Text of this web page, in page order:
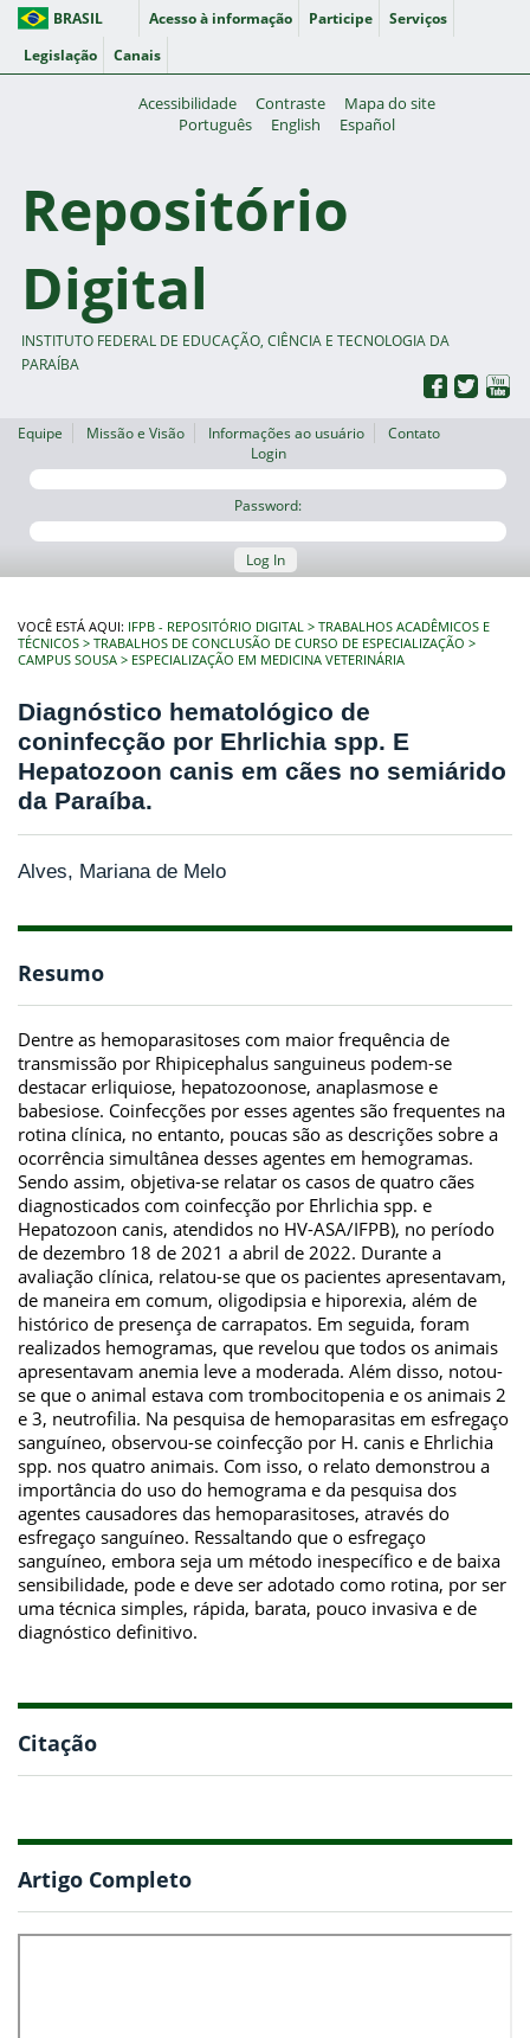
BRASIL Acesso à informação Participe
Serviços
Legislação
Canais
Acessibilidade Contraste
Mapa do site
Português
English Español
Repositório
Digital
INSTITUTO FEDERAL DE EDUCAÇÃO, CIÊNCIA E TECNOLOGIA DA
PARAÍBA
Equipe Missão e Visão Informações ao usuário
Contato
Login
Password:
Log In
VOCÊ ESTÁ AQUI: IFPB - REPOSITÓRIO DIGITAL
TRABALHOS ACADÊMICOS E
TÉCNICOS
TRABALHOS DE CONCLUSÃO DE CURSO DE ESPECIALIZAÇÃO
CAMPUS SOUSA
ESPECIALIZAÇÃO EM MEDICINA VETERINÁRIA
Diagnóstico hematológico de
coninfecção por Ehrlichia spp. E
Hepatozoon canis em cães no semiárido
da Paraíba.
Alves, Mariana de Melo
Resumo
Dentre as hemoparasitoses com maior frequência de
transmissão por Rhipicephalus sanguineus podem-se
destacar erliquiose, hepatozoonose, anaplasmose e
babesiose. Coinfecções por esses agentes são frequentes na
rotina clínica, no entanto, poucas são as descrições sobre a
ocorrência simultânea desses agentes em hemogramas.
Sendo assim, objetiva-se relatar os casos de quatro cães
diagnosticados com coinfecção por Ehrlichia spp. e
Hepatozoon canis, atendidos no HV-ASA/IFPB), no período
de dezembro 18 de 2021 a abril de 2022. Durante a
avaliação clínica, relatou-se que os pacientes apresentavam,
de maneira em comum, oligodipsia e hiporexia, além de
histórico de presença de carrapatos. Em seguida, foram
realizados hemogramas, que revelou que todos os animais
apresentavam anemia leve a moderada. Além disso, notou-
se que o animal estava com trombocitopenia e os animais 2
e 3, neutrofilia. Na pesquisa de hemoparasitas em esfregaço
sanguíneo, observou-se coinfecção por H. canis e Ehrlichia
spp. nos quatro animais. Com isso, o relato demonstrou a
importância do uso do hemograma e da pesquisa dos
agentes causadores das hemoparasitoses, através do
esfregaço sanguíneo. Ressaltando que o esfregaço
sanguíneo, embora seja um método inespecífico e de baixa
sensibilidade, pode e deve ser adotado como rotina, por ser
uma técnica simples, rápida, barata, pouco invasiva e de
diagnóstico definitivo.
Citação
Artigo Completo